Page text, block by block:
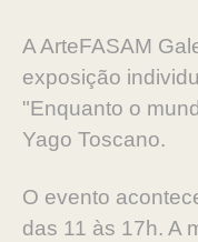
A ArteFASAM
exposição
"Enquanto o
Yago Toscano.
O evento
das 11 às 17h. A